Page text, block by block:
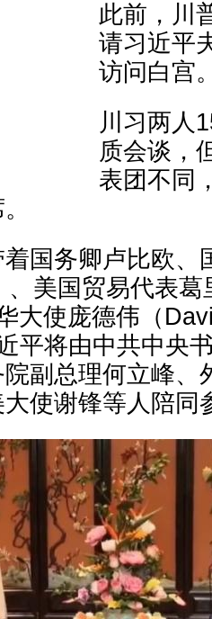
此前，川
请习近平
访问白宫
川习两人
质会谈，
表团不同
国务卿卢比欧、
、美国贸易代表
大使庞德伟（
平将由中共中央
副总理何立峰、
使谢锋等人陪同